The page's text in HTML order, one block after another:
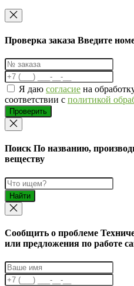
Проверка заказа Введите
Я даю согласие на
соответствии с политикой
Проверить
Поиск По названию,
веществу
Найти
Cообщить о проблеме
или предложения по работе